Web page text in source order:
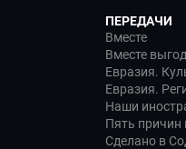
ПЕРЕДАЧИ
Вместе
Вместе
Евразия.
Евразия.
Наши
Пять причин
Сделано в